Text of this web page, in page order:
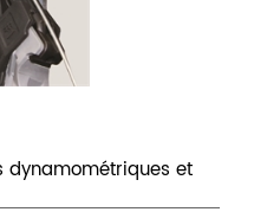
dynamométriques et